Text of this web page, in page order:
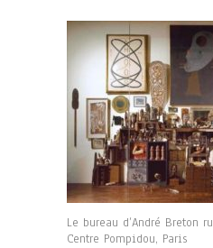
Le bureau d’André Breton
Centre Pompidou, Paris